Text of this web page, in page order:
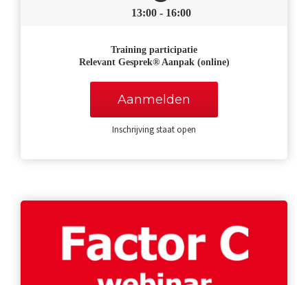
13:00 - 16:00
Training participatie
Relevant Gesprek® Aanpak (online)
Aanmelden
Inschrijving staat open